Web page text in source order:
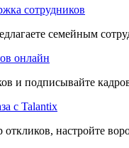
сотрудников
семейным
онлайн
и подписывайте
с Talantix
настройте